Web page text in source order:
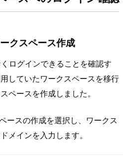
クスペース作成
ログインできることを確認す
していたワークスペースを移行
ペースを作成しました。
ースの作成を選択し、ワークス
メインを入力します。